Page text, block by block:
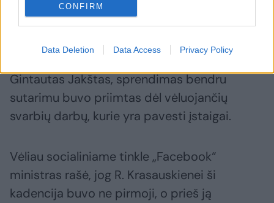
CONFIRM
Data Deletion Data Access Privacy Policy
ELTA primena, kad vasario pabaigoje NŠA
direktorė Rūta Krasauskienė pasitraukė iš
užimamų pareigų. Kaip tuomet teigė
Gintautas Jakštas, sprendimas bendru
sutarimu buvo priimtas dėl vėluojančių
svarbių darbų, kurie yra pavesti įstaigai.
Vėliau socialiniame tinkle „Facebook“
ministras rašė, jog R. Krasauskienei ši
kadencija buvo ne pirmoji, o prieš ją